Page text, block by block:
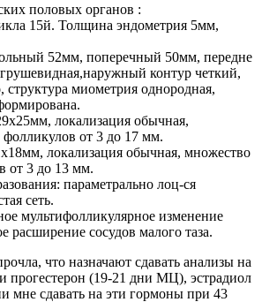
половых органов :
15й. Толщина эндометрия 5мм,
52мм, поперечный 50мм, передне
контур четкий,
структура миометрия однородная,
локализация обычная,
от 3 до 17 мм.
локализация обычная, множество
от 3 до 13 мм.
параметрально лоц-ся
сеть.
мультифолликулярное изменение
расширение сосудов малого таза.
что назначают сдавать анализы на
прогестерон (19-21 дни МЦ), эстрадиол
мне сдавать на эти гормоны при 43